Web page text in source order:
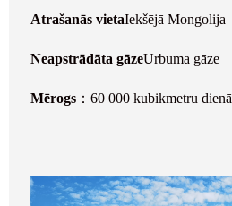
Atrašanās vietaIekšējā Mongolija
Neapstrādāta gāzeUrbuma gāze
Mērogs ：60 000 kubikmetru dienā